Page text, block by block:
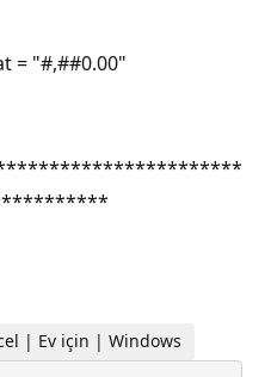
= "#,##0.00"
| Ev için | Windows